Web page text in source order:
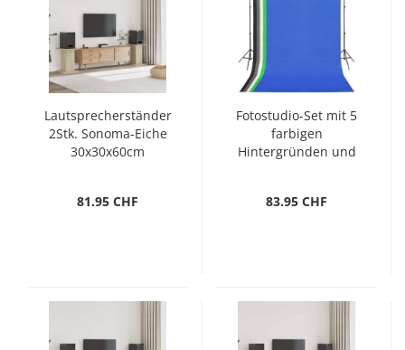
Lautsprecherständer
2Stk. Sonoma-Eiche
30x30x60cm
81.95 CHF
Fotostudio-Set mit 5
farbigen
Hintergründen und
83.95 CHF